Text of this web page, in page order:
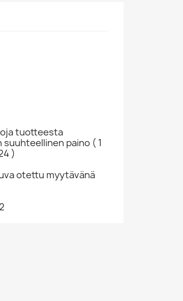
tuotteesta
suuhteellinen paino ( 1
)
otettu myytävänä